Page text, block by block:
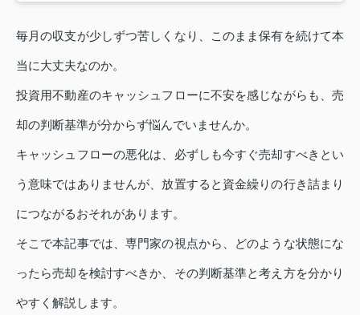
毎月の収支が少しずつ苦しくなり、このまま保有を続けて本
当に大丈夫なのか。
投資用不動産のキャッシュフローに不安を感じながらも、売
却の判断基準が分からず悩んでいませんか。
キャッシュフローの悪化は、必ずしも今すぐ売却すべきとい
う意味ではありませんが、放置すると資金繰りの行き詰まり
につながるおそれがあります。
そこで本記事では、専門家の視点から、どのような状態にな
ったら売却を検討すべきか、その判断基準と考え方を分かり
やすく解説します。